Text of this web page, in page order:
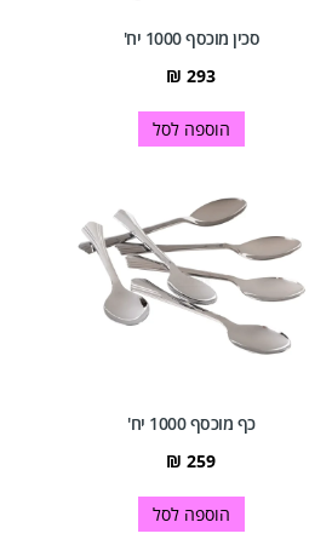
סכין מוכסף 1000 יח'
293
₪
הוספה לסל
כף מוכסף 1000 יח'
259
₪
הוספה לסל